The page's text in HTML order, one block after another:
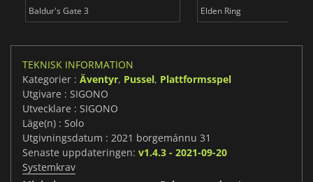
Baldur's Gate 3 Elden Ring
TEKNISK INFORMATION
Kategorier : Äventyr, Pussel, Plattformsspel
Utgivare : SIGONO
Utvecklare : SIGONO
Läge(n) : Solo
Utgivningsdatum : 2021 borgemánnu 31
Senaste uppdateringen: v1.4.3 - 2021-09-20
Systemkrav